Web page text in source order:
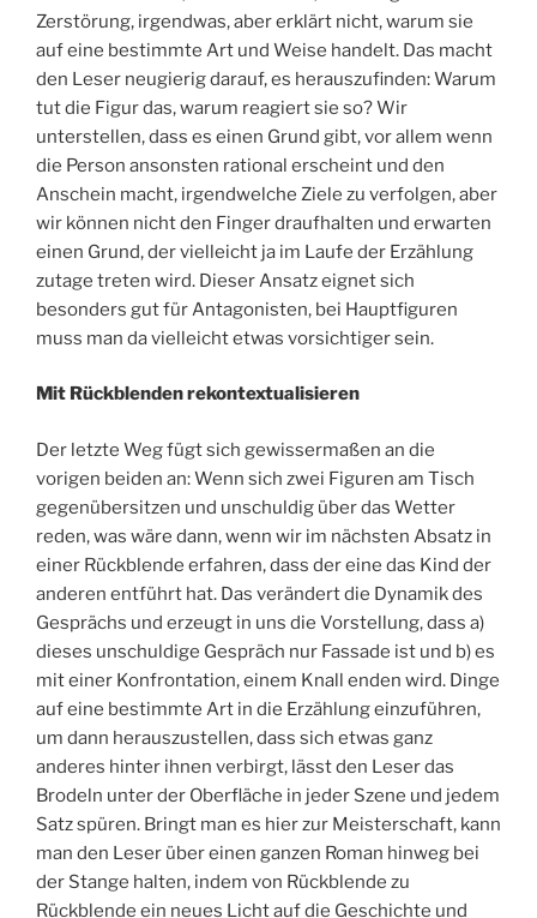
Zerstörung, irgendwas, aber erklärt nicht, warum sie
auf eine bestimmte Art und Weise handelt. Das macht
den Leser neugierig darauf, es herauszufinden: Warum
tut die Figur das, warum reagiert sie so? Wir
unterstellen, dass es einen Grund gibt, vor allem wenn
die Person ansonsten rational erscheint und den
Anschein macht, irgendwelche Ziele zu verfolgen, aber
wir können nicht den Finger draufhalten und erwarten
einen Grund, der vielleicht ja im Laufe der Erzählung
zutage treten wird. Dieser Ansatz eignet sich
besonders gut für Antagonisten, bei Hauptfiguren
muss man da vielleicht etwas vorsichtiger sein.
Mit Rückblenden rekontextualisieren
Der letzte Weg fügt sich gewissermaßen an die
vorigen beiden an: Wenn sich zwei Figuren am Tisch
gegenübersitzen und unschuldig über das Wetter
reden, was wäre dann, wenn wir im nächsten Absatz in
einer Rückblende erfahren, dass der eine das Kind der
anderen entführt hat. Das verändert die Dynamik des
Gesprächs und erzeugt in uns die Vorstellung, dass a)
dieses unschuldige Gespräch nur Fassade ist und b) es
mit einer Konfrontation, einem Knall enden wird. Dinge
auf eine bestimmte Art in die Erzählung einzuführen,
um dann herauszustellen, dass sich etwas ganz
anderes hinter ihnen verbirgt, lässt den Leser das
Brodeln unter der Oberfläche in jeder Szene und jedem
Satz spüren. Bringt man es hier zur Meisterschaft, kann
man den Leser über einen ganzen Roman hinweg bei
der Stange halten, indem von Rückblende zu
Rückblende ein neues Licht auf die Geschichte und